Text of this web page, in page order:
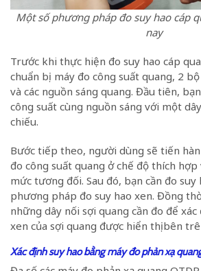
Một số phương pháp đo suy hao cáp
nay
Trước khi thực hiện đo suy hao cáp
chuẩn bị máy đo công suất quang, 2
và các nguồn sáng quang. Đầu tiên,
công suất cùng nguồn sáng với một
chiếu.
Bước tiếp theo, người dùng sẽ tiến
đo công suất quang ở chế độ thích
mức tương đối. Sau đó, bạn cần đo suy
phương pháp đo suy hao xen. Đồng
những dây nối sợi quang cần đo để xác
xen của sợi quang được hiển thị bên
Xác định suy hao bằng máy đo phản xạ